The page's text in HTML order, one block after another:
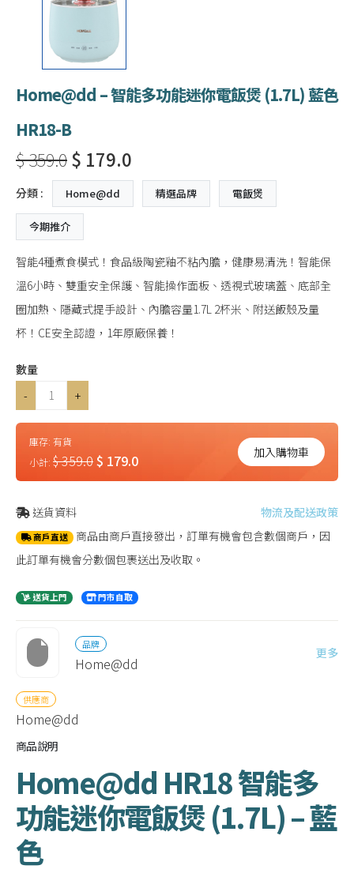
Home@dd – 智能多功能迷你電飯煲 (1.7L) 藍色
HR18-B
$ 359.0$ 179.0
分類 : Home@dd 精選品牌 電飯煲
今期推介
智能4種煮食模式！食品級陶瓷釉不粘內膽，健康易清洗！智能保
溫6小時、雙重安全保護、智能操作面板、透視式玻璃蓋、底部全
圈加熱、隱藏式提手設計、內膽容量1.7L 2杯米、附送飯殼及量
杯！CE安全認證，1年原廠保養！
數量
-
+
庫存: 有貨
小計: $ 359.0$ 179.0 加入購物車
送貨資料 物流及配送政策
商戶直送 商品由商戶直接發出，訂單有機會包含數個商戶，因
此訂單有機會分數個包裹送出及收取。
送貨上門 門市自取
品牌
Home@dd
更多
供應商
Home@dd
商品說明
Home@dd HR18 智能多
功能迷你電飯煲 (1.7L) – 藍
色